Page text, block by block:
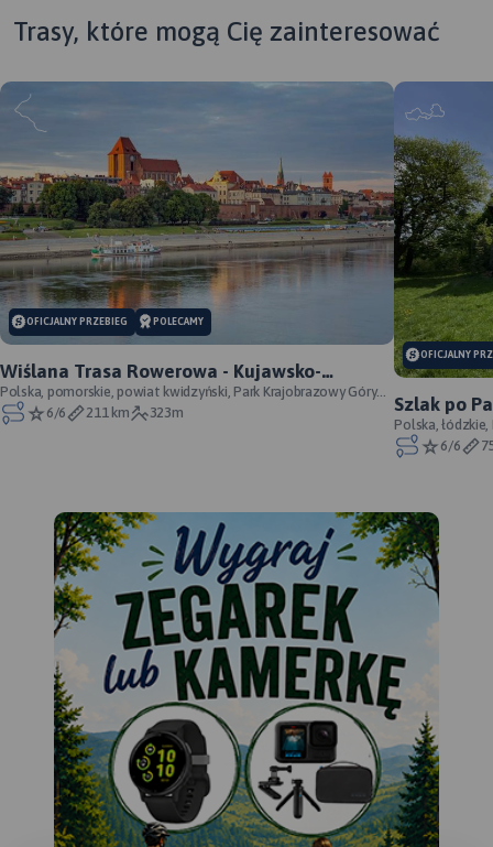
Trasy, które mogą Cię zainteresować
OFICJALNY PRZEBIEG POLECAMY
Wiślana Trasa Rowerowa - Kujawsko-
Pomorskie - WTR prawobrzeżna - oficjalny
przebieg
Polska, pomorskie, powiat kwidzyński, Park Krajobrazowy Góry
Łosiowe, powiat grudziądzki, Zespół Par
6/6 211 km 323m
OFICJALNY
Szlak po
Łódzkich -
Polska,
Wzniesień
6/6